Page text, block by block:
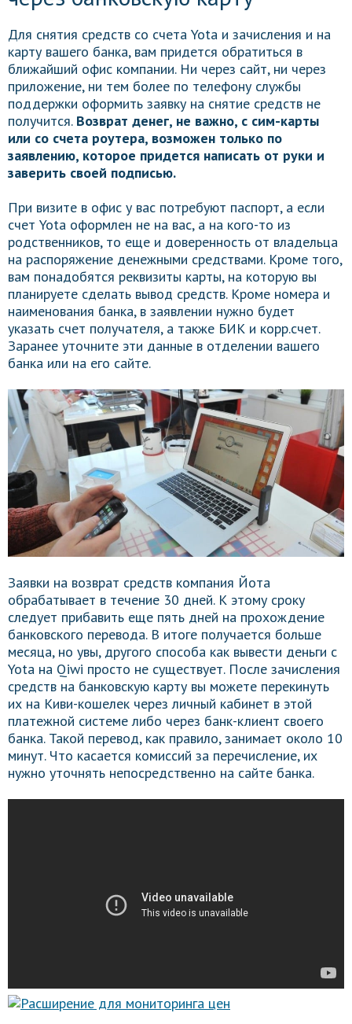
Для снятия средств со счета Yota и зачисления и на
карту вашего банка, вам придется обратиться в
ближайший офис компании. Ни через сайт, ни через
приложение, ни тем более по телефону службы
поддержки оформить заявку на снятие средств не
получится. Возврат денег, не важно, с сим-карты
или со счета роутера, возможен только по
заявлению, которое придется написать от руки и
заверить своей подписью.
При визите в офис у вас потребуют паспорт, а если
счет Yota оформлен не на вас, а на кого-то из
родственников, то еще и доверенность от владельца
на распоряжение денежными средствами. Кроме того,
вам понадобятся реквизиты карты, на которую вы
планируете сделать вывод средств. Кроме номера и
наименования банка, в заявлении нужно будет
указать счет получателя, а также БИК и корр.счет.
Заранее уточните эти данные в отделении вашего
банка или на его сайте.
Заявки на возврат средств компания Йота
обрабатывает в течение 30 дней. К этому сроку
следует прибавить еще пять дней на прохождение
банковского перевода. В итоге получается больше
месяца, но увы, другого способа как вывести деньги с
Yota на Qiwi просто не существует. После зачисления
средств на банковскую карту вы можете перекинуть
их на Киви-кошелек через личный кабинет в этой
платежной системе либо через банк-клиент своего
банка. Такой перевод, как правило, занимает около 10
минут. Что касается комиссий за перечисление, их
нужно уточнять непосредственно на сайте банка.